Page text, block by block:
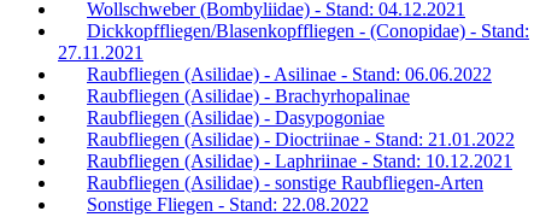
Wollschweber (Bombyliidae) - Stand: 04.12.2021
Dickkopffliegen/Blasenkopffliegen - (Conopidae) - Stand:
27.11.2021
Raubfliegen (Asilidae) - Asilinae - Stand: 06.06.2022
Raubfliegen (Asilidae) - Brachyrhopalinae
Raubfliegen (Asilidae) - Dasypogoniae
Raubfliegen (Asilidae) - Dioctriinae - Stand: 21.01.2022
Raubfliegen (Asilidae) - Laphriinae - Stand: 10.12.2021
Raubfliegen (Asilidae) - sonstige Raubfliegen-Arten
Sonstige Fliegen - Stand: 22.08.2022